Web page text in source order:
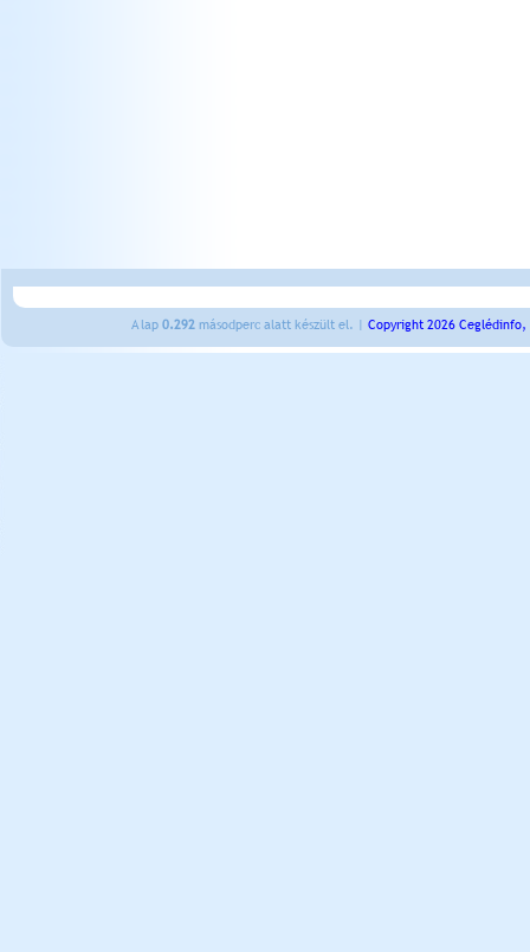
A lap 0.292 másodperc alatt készült el. | Copyright 2026